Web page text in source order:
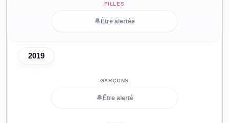
🔔 Être alertée
2019
🔔 Être alerté